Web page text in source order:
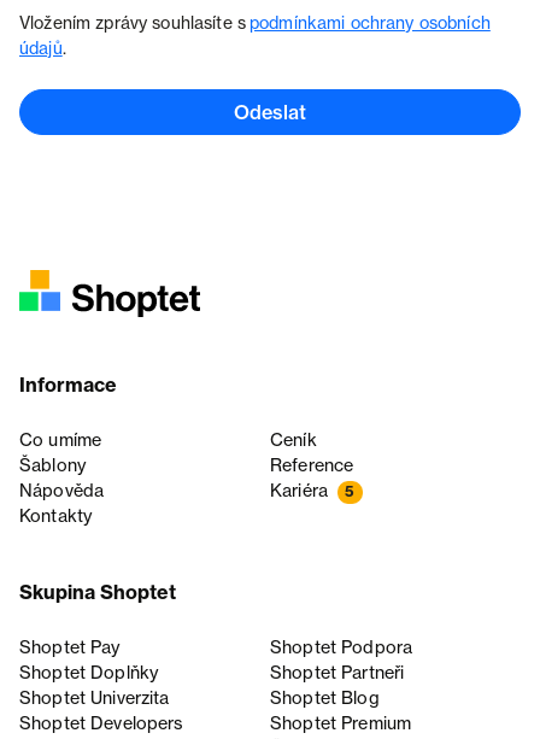
Vložením zprávy souhlasíte spodmínkami ochrany osobních
údajů.
Odeslat
Informace
Co umíme
Ceník
Šablony
Reference
Nápověda
Kariéra 5
Kontakty
Skupina Shoptet
Shoptet Pay
Shoptet Podpora
Shoptet Doplňky
Shoptet Partneři
Shoptet Univerzita
Shoptet Blog
Shoptet Developers
Shoptet Premium